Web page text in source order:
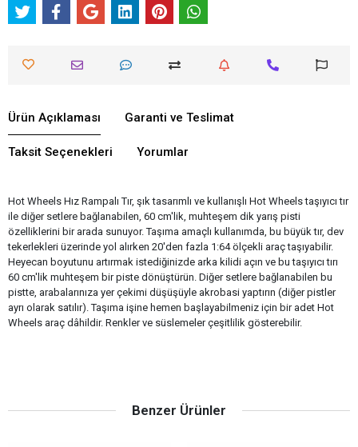
Ürün Açıklaması Garanti ve Teslimat
Taksit Seçenekleri Yorumlar
Hot Wheels Hız Rampalı Tır, şık tasarımlı ve kullanışlı Hot Wheels taşıyıcı tır
ile diğer setlere bağlanabilen, 60 cm'lik, muhteşem dik yarış pisti
özelliklerini bir arada sunuyor. Taşıma amaçlı kullanımda, bu büyük tır, dev
tekerlekleri üzerinde yol alırken 20'den fazla 1:64 ölçekli araç taşıyabilir.
Heyecan boyutunu artırmak istediğinizde arka kilidi açın ve bu taşıyıcı tırı
60 cm'lik muhteşem bir piste dönüştürün. Diğer setlere bağlanabilen bu
pistte, arabalarınıza yer çekimi düşüşüyle akrobasi yaptırın (diğer pistler
ayrı olarak satılır). Taşıma işine hemen başlayabilmeniz için bir adet Hot
Wheels araç dâhildir. Renkler ve süslemeler çeşitlilik gösterebilir.
Benzer Ürünler